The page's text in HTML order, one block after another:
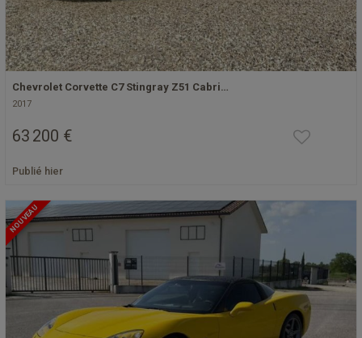
Chevrolet Corvette C7 Stingray Z51 Cabri…
2017
63 200 €
Publié hier
NOUVEAU